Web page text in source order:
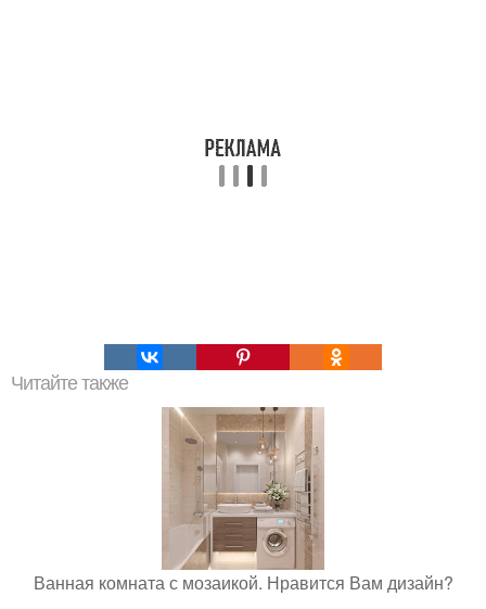
Читайте также
Ванная комната с мозаикой. Нравится Вам дизайн?